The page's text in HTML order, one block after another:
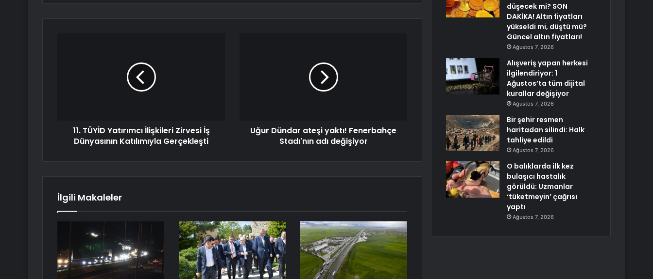
11. TÜYİD Yatırımcı İlişkileri Zirvesi İş
Dünyasının Katılımıyla Gerçekleşti
Uğur Dündar ateşi yaktı! Fenerbahçe
Stadı'nın adı değişiyor
İlgili Makaleler
düşecek mi? SON
DAKİKA! Altın fiyatları
yükseldi mi, düştü mü?
Güncel altın fiyatları!
Ağustos 7, 2026
Alışveriş yapan herkesi
ilgilendiriyor: 1
Ağustos’ta tüm dijital
kurallar değişiyor
Ağustos 7, 2026
Bir şehir resmen
haritadan silindi: Halk
tahliye edildi
Ağustos 7, 2026
O balıklarda ilk kez
bulaşıcı hastalık
görüldü: Uzmanlar
‘tüketmeyin’ çağrısı
yaptı
Ağustos 7, 2026